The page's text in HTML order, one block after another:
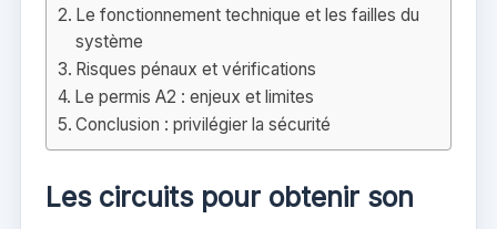
Le fonctionnement technique et les failles du
système
Risques pénaux et vérifications
Le permis A2 : enjeux et limites
Conclusion : privilégier la sécurité
Les circuits pour obtenir son